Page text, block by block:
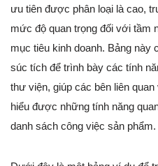
ưu tiên được phân loại là cao,
mức độ quan trọng đối với tầm
mục tiêu kinh doanh. Bảng này
súc tích để trình bày các tính
thư viện, giúp các bên liên
hiểu được những tính năng
danh sách công việc sản phẩm.